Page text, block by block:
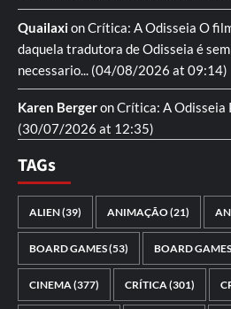
QuailaxionCrítica: A Odisseia O
daquela tradutora de Odisseia é
necessario... (04/08/2026 at 09:14)
Karen BergeronCrítica: A Odisseia
(30/07/2026 at 12:35)
TAGs
ALIEN(39) ANIMAÇÃO(21)
BOARD GAMES(53) BOARD
CINEMA(377) CRÍTICA(301)